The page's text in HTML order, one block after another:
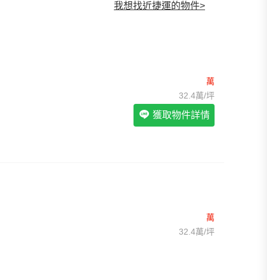
我想找近捷運的物件>
萬
32.4萬/坪
獲取物件詳情
萬
32.4萬/坪